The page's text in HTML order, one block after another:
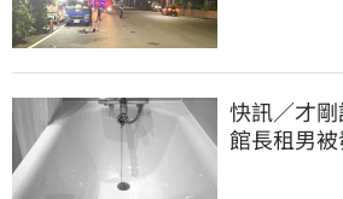
快訊／才
館長租男